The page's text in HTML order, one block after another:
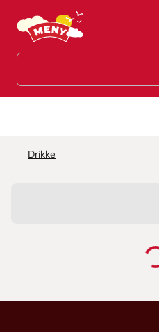
Hopp til hovedinnhold
Drikke